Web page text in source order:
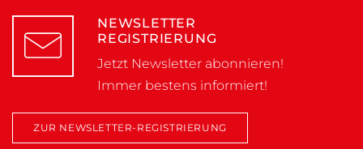
NEWSLETTER
REGISTRIERUNG
Jetzt Newsletter abonnieren!
Immer bestens informiert!
ZUR NEWSLETTER-REGISTRIERUNG